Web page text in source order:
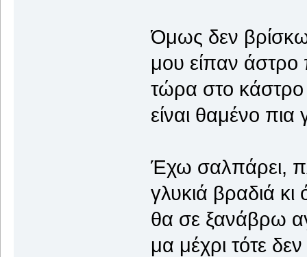
Όμως δεν
μου είπαν άστρο
τώρα στο
είναι θαμένο
Έχω σαλπάρει,
γλυκιά βραδιά
θα σε ξανάβρω
μα μέχρι τότε